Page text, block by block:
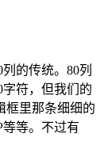
的传统。80列
符，但我们的
框里那条细细的
等。不过有